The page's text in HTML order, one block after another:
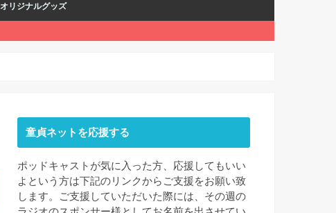
オリジナルグッズ
童貞ネットを応援する
ポッドキャストが気に入った方、応援してもいい
よという方は下記のリンクからご支援をお願い致
します。ご支援していただいた際には、その週の